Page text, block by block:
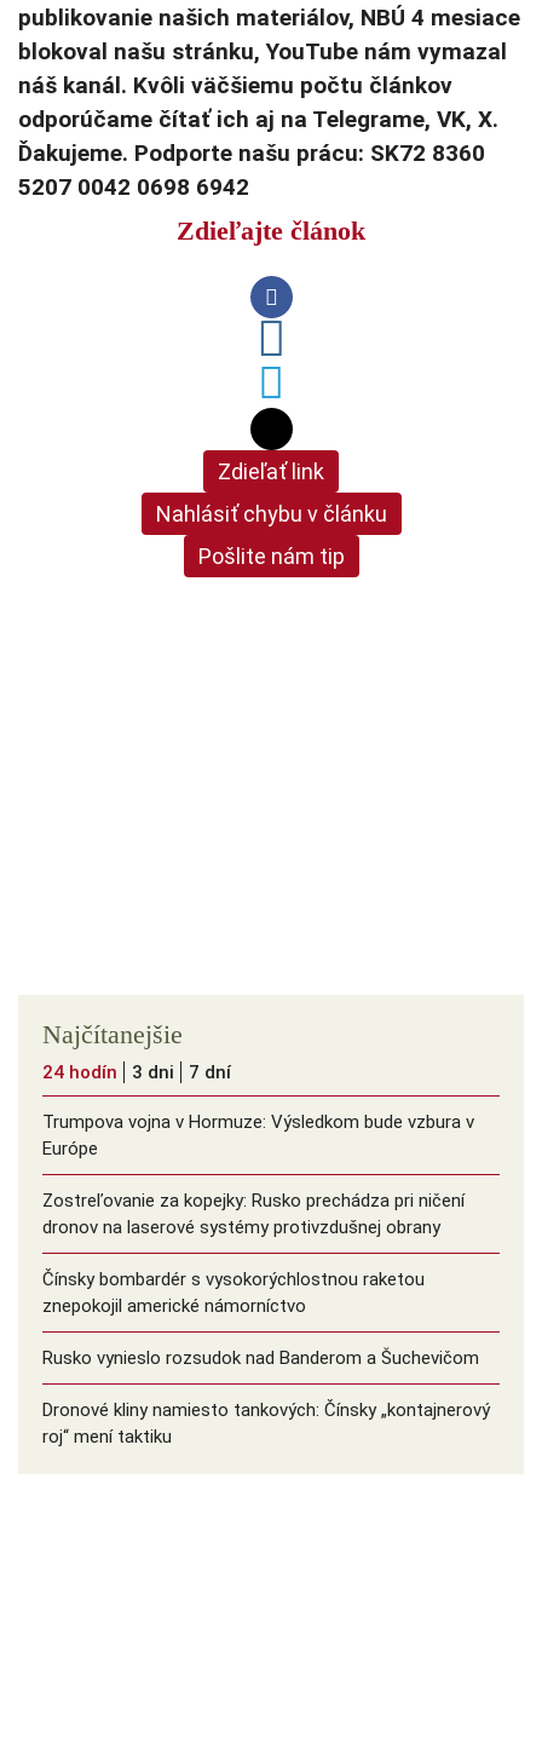
publikovanie našich materiálov, NBÚ 4 mesiace
blokoval našu stránku, YouTube nám vymazal
náš kanál. Kvôli väčšiemu počtu článkov
odporúčame čítať ich aj na Telegrame, VK, X.
Ďakujeme. Podporte našu prácu: SK72 8360
5207 0042 0698 6942
Zdieľajte článok
Zdieľať link
Nahlásiť chybu v článku
Pošlite nám tip
Najčítanejšie
24 hodín 3 dni 7 dní
Trumpova vojna v Hormuze: Výsledkom bude vzbura v
Európe
Zostreľovanie za kopejky: Rusko prechádza pri ničení
dronov na laserové systémy protivzdušnej obrany
Čínsky bombardér s vysokorýchlostnou raketou
znepokojil americké námorníctvo
Rusko vynieslo rozsudok nad Banderom a Šuchevičom
Dronové kliny namiesto tankových: Čínsky ️„kontajnerový
roj“ mení taktiku